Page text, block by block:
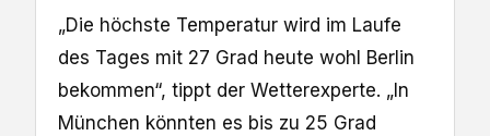
„Die höchste Temperatur wird im Laufe
des Tages mit 27 Grad heute wohl Berlin
bekommen“, tippt der Wetterexperte. „In
München könnten es bis zu 25 Grad